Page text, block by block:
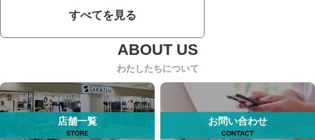
すべてを見る
わたしたちについて
店舗一覧 お問い合わせ